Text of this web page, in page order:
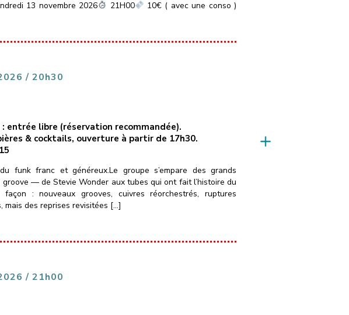
13 novembre 2026 21H00
10€ ( avec une conso )
/ 20h30
entrée libre (réservation recommandée).
& cocktails, ouverture à partir de 17h30.
funk franc et généreux.Le groupe s’empare des grands
— de Stevie Wonder aux tubes qui ont fait l’histoire du
: nouveaux grooves, cuivres réorchestrés, ruptures
mais des reprises revisitées […]
/ 21h00